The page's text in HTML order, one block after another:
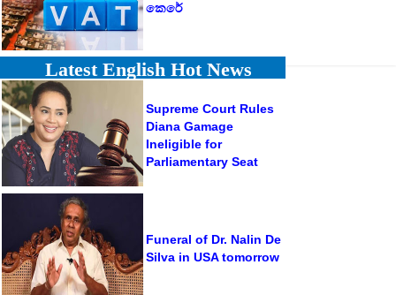
කෙරේ
Latest English Hot News
Supreme Court Rules
Diana Gamage
Ineligible for
Parliamentary Seat
Funeral of Dr. Nalin De
Silva in USA tomorrow